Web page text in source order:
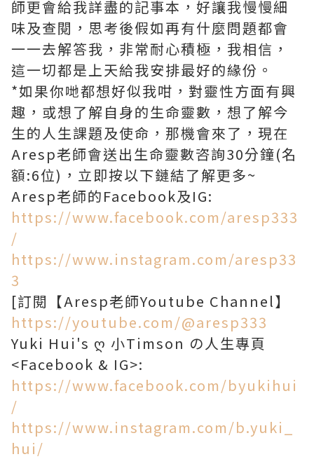
師更會給我詳盡的記事本，好讓我慢慢細
味及查閱，思考後假如再有什麼問題都會
一一去解答我，非常耐心積極，我相信，
這一切都是上天給我安排最好的緣份。
*如果你哋都想好似我咁，對靈性方面有興
趣，或想了解自身的生命靈數，想了解今
生的人生課題及使命，那機會來了，現在
Aresp老師會送出生命靈數咨詢30分鐘(名
額:6位)，立即按以下鏈結了解更多~
Aresp老師的Facebook及IG:
https://www.facebook.com/aresp333
/
https://www.instagram.com/aresp33
3
[訂閱【Aresp老師Youtube Channel】
https://youtube.com/@aresp333
Yuki Hui's ღ 小Timson の人生專頁
<Facebook & IG>:
https://www.facebook.com/byukihui
/
https://www.instagram.com/b.yuki_
hui/